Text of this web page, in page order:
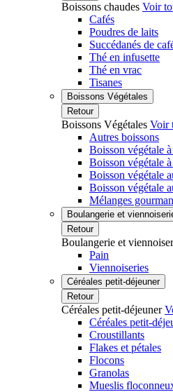
Boissons chaudes Voir
Cafés
Poudres de laits
Succédanés de
Thé en infusette
Thé en vrac
Tisanes
Boissons Végétales
Retour
Boissons Végétales Voir
Autres boissons
Boisson végétale
Boisson végétale
Boisson végétale
Boisson végétale
Mélanges
Boulangerie et
Retour
Boulangerie et
Pain
Viennoiseries
Céréales petit-déjeuner
Retour
Céréales petit-déjeuner
Céréales petit-
Croustillants
Flakes et pétales
Flocons
Granolas
Mueslis